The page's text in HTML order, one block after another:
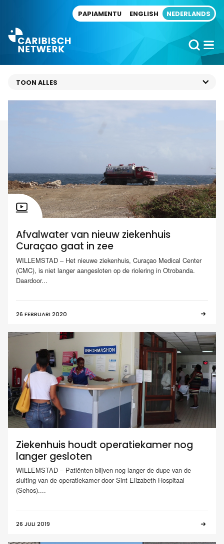
PAPIAMENTU ENGLISH NEDERLANDS
Afvalwater van nieuw ziekenhuis
Curaçao gaat in zee
WILLEMSTAD – Het nieuwe ziekenhuis, Curaçao Medical Center
(CMC), is niet langer aangesloten op de riolering in Otrobanda.
Daardoor...
26 FEBRUARI 2020
Ziekenhuis houdt operatiekamer nog
langer gesloten
WILLEMSTAD – Patiënten blijven nog langer de dupe van de
sluiting van de operatiekamer door Sint Elizabeth Hospitaal
(Sehos)....
26 JULI 2019